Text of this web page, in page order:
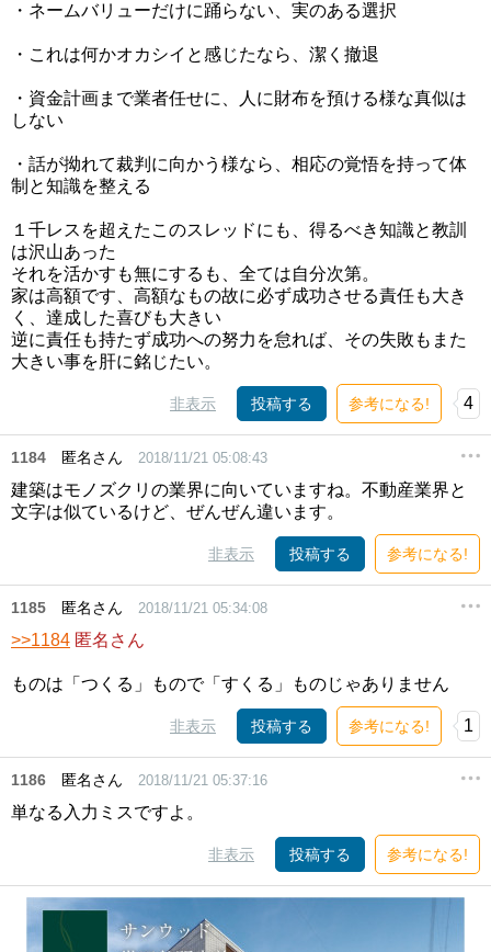
・ネームバリューだけに踊らない、実のある選択
・これは何かオカシイと感じたなら、潔く撤退
・資金計画まで業者任せに、人に財布を預ける様な真似は
しない
・話が拗れて裁判に向かう様なら、相応の覚悟を持って体
制と知識を整える
１千レスを超えたこのスレッドにも、得るべき知識と教訓
は沢山あった
それを活かすも無にするも、全ては自分次第。
家は高額です、高額なもの故に必ず成功させる責任も大き
く、達成した喜びも大きい
逆に責任も持たず成功への努力を怠れば、その失敗もまた
大きい事を肝に銘じたい。
非表示 投稿する 参考になる! 4
1184 匿名さん 2018/11/21 05:08:43
建築はモノズクリの業界に向いていますね。不動産業界と
文字は似ているけど、ぜんぜん違います。
非表示 投稿する 参考になる!
1185 匿名さん 2018/11/21 05:34:08
>>1184 匿名さん
ものは「つくる」もので「すくる」ものじゃありません
非表示 投稿する 参考になる! 1
1186 匿名さん 2018/11/21 05:37:16
単なる入力ミスですよ。
非表示 投稿する 参考になる!